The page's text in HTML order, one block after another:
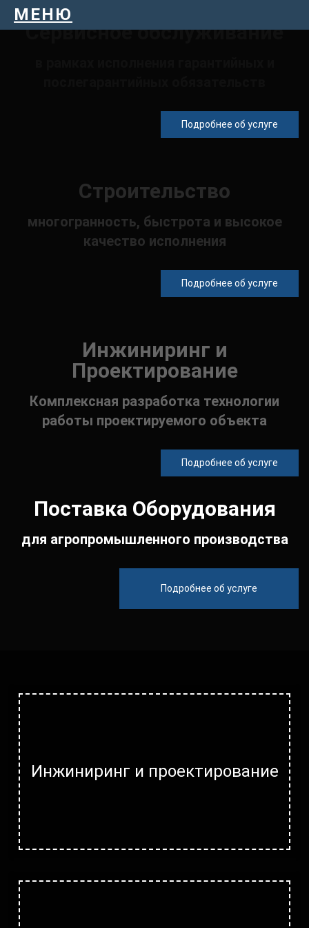
МЕНЮ
Сервисное обслуживание
Подробнее об услуге
Строительство
многогранность, быстрота и высокое
качество исполнения
Подробнее об услуге
Инжиниринг и
Проектирование
Комплексная разработка технологии
работы проектируемого объекта
Подробнее об услуге
Поставка Оборудования
для агропромышленного производства
Подробнее об услуге
Инжиниринг и проектирование